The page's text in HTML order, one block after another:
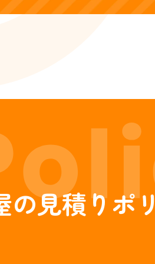
の見積りポ